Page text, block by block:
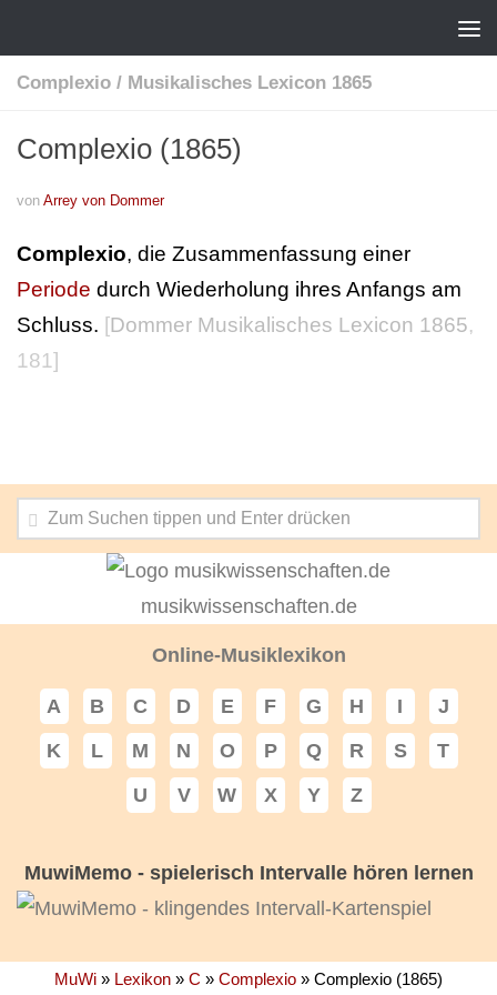
Complexio / Musikalisches Lexicon 1865
Complexio (1865)
von Arrey von Dommer
Complexio, die Zusammenfassung einer
Periode durch Wiederholung ihres Anfangs am
Schluss. [Dommer Musikalisches Lexicon 1865,
181]
musikwissenschaften.de
Online-Musiklexikon
A B C D E F G H I
J
K
L M N O P Q R S
T
U
V W X Y Z
MuwiMemo - spielerisch Intervalle hören lernen
MuWi » Lexikon » C » Complexio » Complexio (1865)